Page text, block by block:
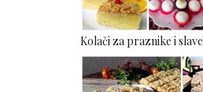
Kolači za praznike i slave